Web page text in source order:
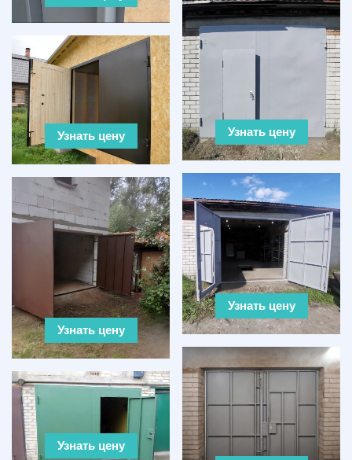
Узнать цену
Узнать цену
Узнать цену
Узнать цену
Узнать цену